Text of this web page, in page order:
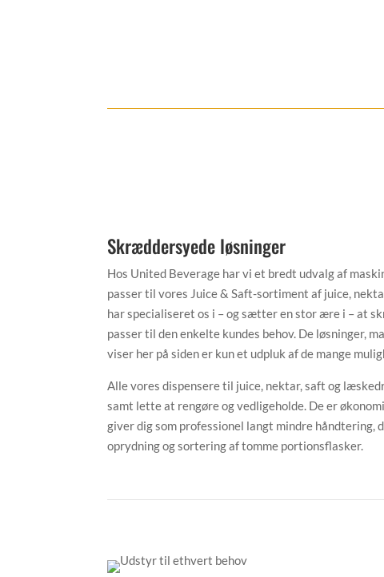
Skræddersyede løsninger
Hos United Beverage har vi et bredt udvalg af
passer til vores Juice & Saft-sortiment af juice,
har specialiseret os i – og sætter en stor ære i – at
passer til den enkelte kundes behov. De løsninger,
viser her på siden er kun et udpluk af de mange
Alle vores dispensere til juice, nektar, saft og
samt lette at rengøre og vedligeholde. De er
giver dig som professionel langt mindre håndtering,
oprydning og sortering af tomme portionsflasker.